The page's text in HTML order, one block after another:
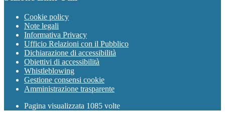
Cookie policy
Note legali
Informativa Privacy
Ufficio Relazioni con il Pubblico
Dichiarazione di accessibilità
Obiettivi di accessibilità
Whistleblowing
Gestione consensi cookie
Amministrazione trasparente
Pagina visualizzata 1085 volte